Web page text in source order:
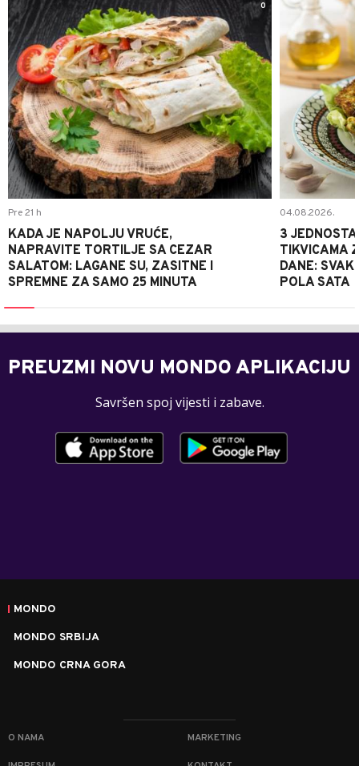
0
Pre 21 h
KADA JE NAPOLJU VRUĆE,
NAPRAVITE TORTILJE SA CEZAR
SALATOM: LAGANE SU, ZASITNE I
SPREMNE ZA SAMO 25 MINUTA
04.08.2026.
3
TIKVICAMA
DANE:
POLA SATA
PREUZMI NOVU MONDO APLIKACIJU
Savršen spoj vijesti i zabave.
MONDO
MONDO SRBIJA
MONDO CRNA GORA
O NAMA MARKETING